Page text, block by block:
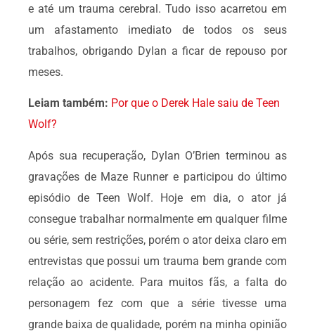
e até um trauma cerebral. Tudo isso acarretou em
um afastamento imediato de todos os seus
trabalhos, obrigando Dylan a ficar de repouso por
meses.
Leiam também: Por que o Derek Hale saiu de Teen
Wolf?
Após sua recuperação, Dylan O’Brien terminou as
gravações de Maze Runner e participou do último
episódio de Teen Wolf. Hoje em dia, o ator já
consegue trabalhar normalmente em qualquer filme
ou série, sem restrições, porém o ator deixa claro em
entrevistas que possui um trauma bem grande com
relação ao acidente. Para muitos fãs, a falta do
personagem fez com que a série tivesse uma
grande baixa de qualidade, porém na minha opinião